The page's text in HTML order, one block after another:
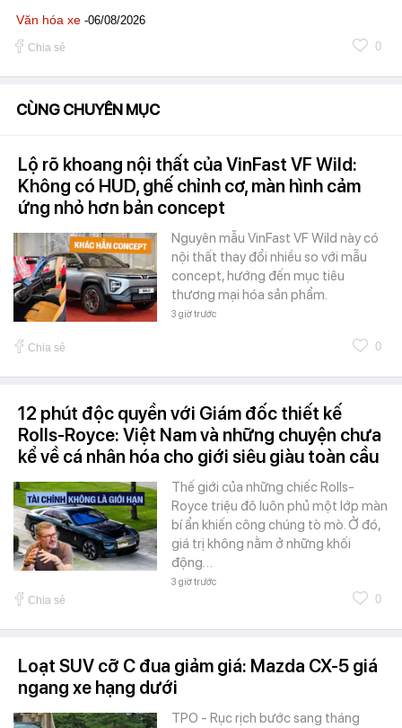
Văn hóa xe -06/08/2026
Chia sẻ 0
CÙNG CHUYÊN MỤC
Lộ rõ khoang nội thất của VinFast VF Wild:
Không có HUD, ghế chỉnh cơ, màn hình cảm
ứng nhỏ hơn bản concept
Nguyên mẫu VinFast VF Wild này có
nội thất thay đổi nhiều so với mẫu
concept, hướng đến mục tiêu
thương mại hóa sản phẩm.
3 giờ trước
Chia sẻ 0
12 phút độc quyền với Giám đốc thiết kế
Rolls-Royce: Việt Nam và những chuyện chưa
kể về cá nhân hóa cho giới siêu giàu toàn cầu
Thế giới của những chiếc Rolls-
Royce triệu đô luôn phủ một lớp màn
bí ẩn khiến công chúng tò mò. Ở đó,
giá trị không nằm ở những khối
động…
3 giờ trước
Chia sẻ 0
Loạt SUV cỡ C đua giảm giá: Mazda CX-5 giá
ngang xe hạng dưới
TPO - Rục rịch bước sang tháng